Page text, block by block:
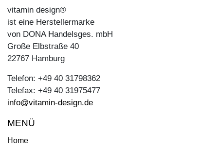
vitamin design®
ist eine Herstellermarke
von DONA Handelsges. mbH
Große Elbstraße 40
22767 Hamburg
Telefon: +49 40 31798362
Telefax: +49 40 31975477
info@vitamin-design.de
MENÜ
Home